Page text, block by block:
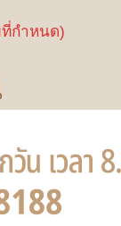
กำหนด)